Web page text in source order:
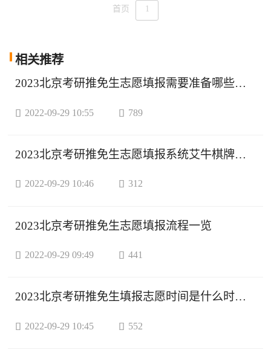
首页
1
相关推荐
2023北京考研推免生志愿填报需要准备哪些信息？
 2022-09-29 10:55  789
2023北京考研推免生志愿填报系统艾牛棋牌官网入口
 2022-09-29 10:46  312
2023北京考研推免生志愿填报流程一览
 2022-09-29 09:49  441
2023北京考研推免生填报志愿时间是什么时候？
 2022-09-29 10:45  552